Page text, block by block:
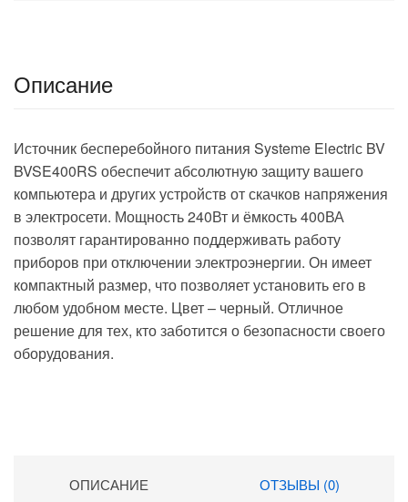
Описание
Источник бесперебойного питания Systeme Electriс BV
BVSE400RS обеспечит абсолютную защиту вашего
компьютера и других устройств от скачков напряжения
в электросети. Мощность 240Вт и ёмкость 400ВА
позволят гарантированно поддерживать работу
приборов при отключении электроэнергии. Он имеет
компактный размер, что позволяет установить его в
любом удобном месте. Цвет – черный. Отличное
решение для тех, кто заботится о безопасности своего
оборудования.
ОПИСАНИЕ ОТЗЫВЫ (0)